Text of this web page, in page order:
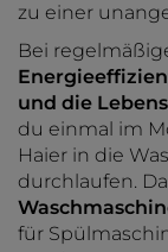
zu einer
Bei
und die
du einmal im
Haier in die
durchlaufen.
für